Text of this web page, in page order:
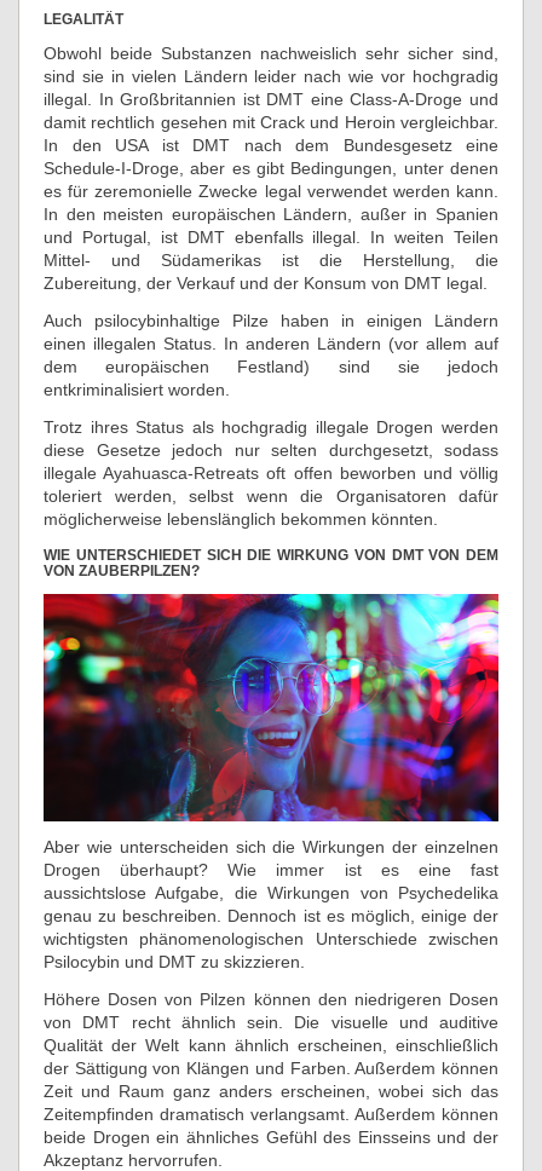
LEGALITÄT
Obwohl beide Substanzen nachweislich sehr sicher sind,
sind sie in vielen Ländern leider nach wie vor hochgradig
illegal. In Großbritannien ist DMT eine Class-A-Droge und
damit rechtlich gesehen mit Crack und Heroin vergleichbar.
In den USA ist DMT nach dem Bundesgesetz eine
Schedule-I-Droge, aber es gibt Bedingungen, unter denen
es für zeremonielle Zwecke legal verwendet werden kann.
In den meisten europäischen Ländern, außer in Spanien
und Portugal, ist DMT ebenfalls illegal. In weiten Teilen
Mittel- und Südamerikas ist die Herstellung, die
Zubereitung, der Verkauf und der Konsum von DMT legal.
Auch psilocybinhaltige Pilze haben in einigen Ländern
einen illegalen Status. In anderen Ländern (vor allem auf
dem europäischen Festland) sind sie jedoch
entkriminalisiert worden.
Trotz ihres Status als hochgradig illegale Drogen werden
diese Gesetze jedoch nur selten durchgesetzt, sodass
illegale Ayahuasca-Retreats oft offen beworben und völlig
toleriert werden, selbst wenn die Organisatoren dafür
möglicherweise lebenslänglich bekommen könnten.
WIE UNTERSCHIEDET SICH DIE WIRKUNG VON DMT VON DEM
VON ZAUBERPILZEN?
Aber wie unterscheiden sich die Wirkungen der einzelnen
Drogen überhaupt? Wie immer ist es eine fast
aussichtslose Aufgabe, die Wirkungen von Psychedelika
genau zu beschreiben. Dennoch ist es möglich, einige der
wichtigsten phänomenologischen Unterschiede zwischen
Psilocybin und DMT zu skizzieren.
Höhere Dosen von Pilzen können den niedrigeren Dosen
von DMT recht ähnlich sein. Die visuelle und auditive
Qualität der Welt kann ähnlich erscheinen, einschließlich
der Sättigung von Klängen und Farben. Außerdem können
Zeit und Raum ganz anders erscheinen, wobei sich das
Zeitempfinden dramatisch verlangsamt. Außerdem können
beide Drogen ein ähnliches Gefühl des Einsseins und der
Akzeptanz hervorrufen.